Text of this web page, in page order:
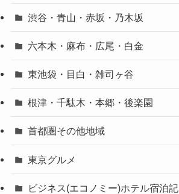
渋谷・青山・赤坂・乃木坂
六本木・麻布・広尾・白金
東池袋・目白・雑司ヶ谷
根津・千駄木・本郷・後楽園
首都圏その他地域
東京グルメ
ビジネス(エコノミー)ホテル宿泊記